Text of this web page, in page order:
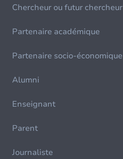
Chercheur ou futur chercheur
Partenaire académique
Partenaire socio-économique
Alumni
Enseignant
Parent
Journaliste